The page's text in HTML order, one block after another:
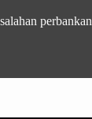
perbankan